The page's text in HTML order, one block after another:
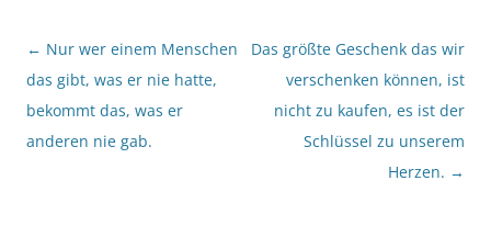
Beitragsnavigation
← Nur wer einem Menschen
das gibt, was er nie hatte,
bekommt das, was er
anderen nie gab.
Das größte Geschenk das wir
verschenken können, ist
nicht zu kaufen, es ist der
Schlüssel zu unserem
Herzen. →